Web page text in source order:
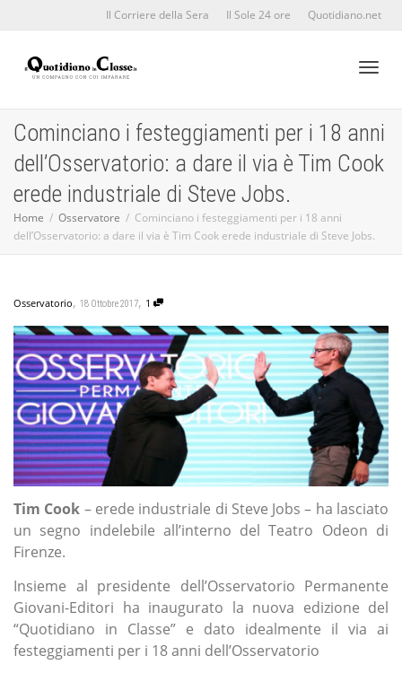
Il Corriere della Sera Il Sole 24 ore Quotidiano.net
Cominciano i festeggiamenti per i 18 anni
dell’Osservatorio: a dare il via è Tim Cook
erede industriale di Steve Jobs.
Home Osservatore
Cominciano i festeggiamenti per i 18 anni
dell’Osservatorio: a dare il via è Tim Cook erede industriale di Steve Jobs.
Osservatorio, 18 Ottobre 2017, 1
Tim Cook – erede industriale di Steve Jobs – ha lasciato
un segno indelebile all’interno del Teatro Odeon di
Firenze.
Insieme al presidente dell’Osservatorio Permanente
Giovani-Editori ha inaugurato la nuova edizione del
“Quotidiano in Classe” e dato idealmente il via ai
festeggiamenti per i 18 anni dell’Osservatorio